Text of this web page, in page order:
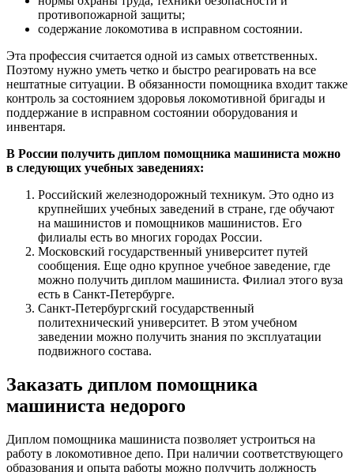
противопожарной защиты;
содержание локомотива в исправном состоянии.
Эта профессия считается одной из самых ответственных.
Поэтому нужно уметь четко и быстро реагировать на все
нештатные ситуации. В обязанности помощника входит также
контроль за состоянием здоровья локомотивной бригады и
поддержание в исправном состоянии оборудования и
инвентаря.
В России получить диплом помощника машиниста можно
в следующих учебных заведениях:
Российский железнодорожный техникум. Это одно из
крупнейших учебных заведений в стране, где обучают
на машинистов и помощников машинистов. Его
филиалы есть во многих городах России.
Московский государственный университет путей
сообщения. Еще одно крупное учебное заведение, где
можно получить диплом машиниста. Филиал этого вуза
есть в Санкт-Петербурге.
Санкт-Петербургский государственный
политехнический университет. В этом учебном
заведении можно получить знания по эксплуатации
подвижного состава.
Заказать диплом помощника
машиниста недорого
Диплом помощника машиниста позволяет устроиться на
работу в локомотивное депо. При наличии соответствующего
образования и опыта работы можно получить должность